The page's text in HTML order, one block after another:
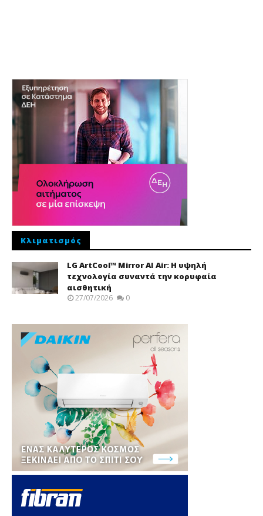
Κλιματισμός
LG ArtCool™ Mirror AI Air: Η υψηλή
τεχνολογία συναντά την κορυφαία
αισθητική
27/07/2026 0